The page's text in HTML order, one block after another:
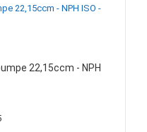
22,15ccm - NPH